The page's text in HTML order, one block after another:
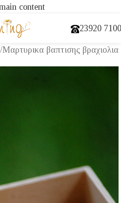
content
23920
/Μαρτυρικα βαπτισης βραχιολια